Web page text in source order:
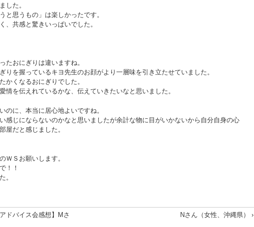
した。
と思うもの」は楽しかったです。
、共感と驚きいっぱいでした。
たおにぎりは違いますね。
りを握っているキヨ先生のお顔がより一層味を引き立たせていました。
かくなるおにぎりでした。
情を伝えれているかな、伝えていきたいなと思いました。
のに、本当に居心地よいですね。
感じにならないのかなと思いましたが余計な物に目がいかないから自分自身の心
屋だと感じました。
ＷＳお願いします。
！！
。
ドバイス会感想】Mさ
Nさん（女性、沖縄県） ›